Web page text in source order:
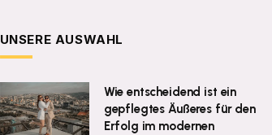
UNSERE AUSWAHL
Wie entscheidend ist ein
gepflegtes Äußeres für den
Erfolg im modernen